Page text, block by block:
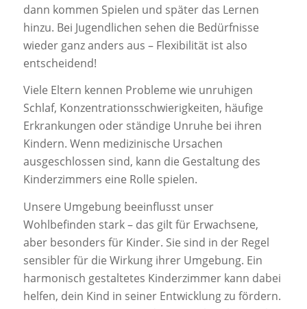
dann kommen Spielen und später das Lernen
hinzu. Bei Jugendlichen sehen die Bedürfnisse
wieder ganz anders aus – Flexibilität ist also
entscheidend!
Viele Eltern kennen Probleme wie unruhigen
Schlaf, Konzentrationsschwierigkeiten, häufige
Erkrankungen oder ständige Unruhe bei ihren
Kindern. Wenn medizinische Ursachen
ausgeschlossen sind, kann die Gestaltung des
Kinderzimmers eine Rolle spielen.
Unsere Umgebung beeinflusst unser
Wohlbefinden stark – das gilt für Erwachsene,
aber besonders für Kinder. Sie sind in der Regel
sensibler für die Wirkung ihrer Umgebung. Ein
harmonisch gestaltetes Kinderzimmer kann dabei
helfen, dein Kind in seiner Entwicklung zu fördern.